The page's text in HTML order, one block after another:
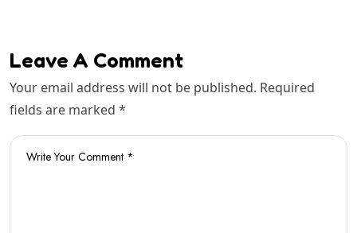
Leave A Comment
Your email address will not be published. Required
fields are marked *